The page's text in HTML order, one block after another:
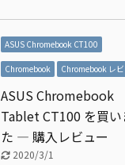
ASUS Chromebook CT100
Chromebook Chromebook レ
ASUS Chromebook
Tablet CT100 を買い
た ― 購入レビュー
2020/3/1